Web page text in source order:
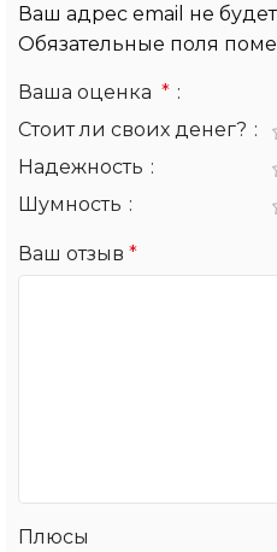
Ваш адрес email не
Обязательные поля
Ваша оценка *
Стоит ли своих денег?
Надежность
Шумность
Ваш отзыв *
Плюсы